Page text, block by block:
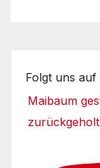
Folgt uns auf
Maibaum